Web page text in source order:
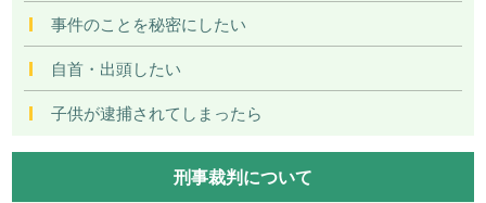
事件のことを秘密にしたい
自首・出頭したい
子供が逮捕されてしまったら
刑事裁判について